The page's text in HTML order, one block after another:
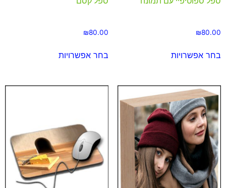
₪80.00
בחר אפשרויות
₪80.00
בחר אפשרויות